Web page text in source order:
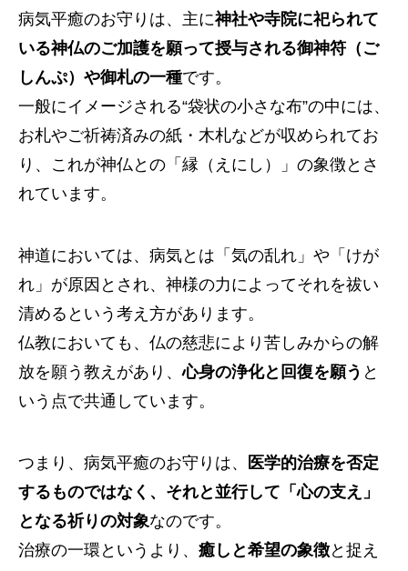
病気平癒のお守りは、主に神社や寺院に祀られて
いる神仏のご加護を願って授与される御神符（ご
しんぷ）や御札の一種です。
一般にイメージされる“袋状の小さな布”の中には、
お札やご祈祷済みの紙・木札などが収められてお
り、これが神仏との「縁（えにし）」の象徴とさ
れています。
神道においては、病気とは「気の乱れ」や「けが
れ」が原因とされ、神様の力によってそれを祓い
清めるという考え方があります。
仏教においても、仏の慈悲により苦しみからの解
放を願う教えがあり、心身の浄化と回復を願う と
いう点で共通しています。
つまり、病気平癒のお守りは、
医学的治療を否定
するものではなく、それと並行して「心の支え」
となる祈りの対象なのです。
治療の一環というより、 癒しと希望の象徴と捉え